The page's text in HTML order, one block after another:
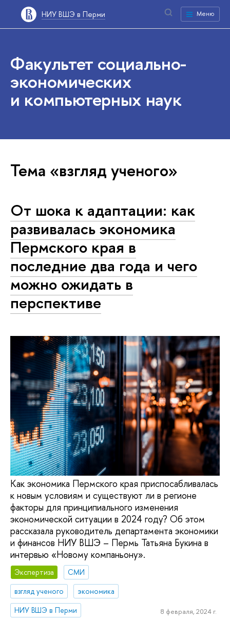
НИУ ВШЭ в Перми Меню
Факультет социально-
экономических
и компьютерных наук
Тема «взгляд ученого»
От шока к адаптации: как
развивалась экономика
Пермского края в
последние два года и чего
можно ожидать в
перспективе
Как экономика Пермского края приспосабливалась
к новым условиям и существуют ли в регионе
факторы для принципиального изменения
экономической ситуации в 2024 году? Об этом
рассказала руководитель департамента экономики
и финансов НИУ ВШЭ – Пермь Татьяна Букина в
интервью «Новому компаньону».
Экспертиза
СМИ
взгляд ученого
экономика
НИУ ВШЭ в Перми
8 февраля, 2024 г.